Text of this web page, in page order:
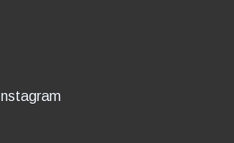
Instagram